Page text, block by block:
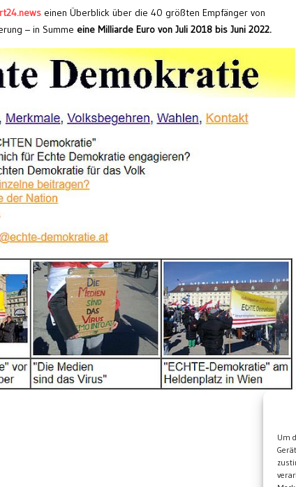
Um
einen Überblick über die 40 größten Empfänger von
– in Summe eine Milliarde Euro von Juli 2018 bis Juni 2022.